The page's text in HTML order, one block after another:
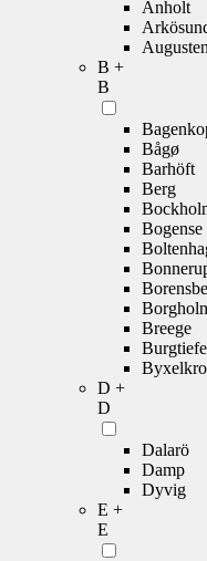
Anholt
B +
B
Bågø
Barhöft
Berg
Bogense
Breege
Burgtiefe
D +
D
Dalarö
Damp
Dyvig
E +
E